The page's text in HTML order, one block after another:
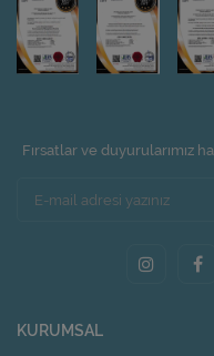
Fırsatlar ve duyurularımız
KURUMSAL